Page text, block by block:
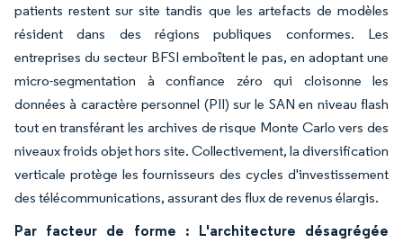
patients restent sur site tandis que les artefacts de modèles
résident dans des régions publiques conformes. Les
entreprises du secteur BFSI emboîtent le pas, en adoptant une
micro-segmentation à confiance zéro qui cloisonne les
données à caractère personnel (PII) sur le SAN en niveau flash
tout en transférant les archives de risque Monte Carlo vers des
niveaux froids objet hors site. Collectivement, la diversification
verticale protège les fournisseurs des cycles d'investissement
des télécommunications, assurant des flux de revenus élargis.
Par facteur de forme : L'architecture désagrégée